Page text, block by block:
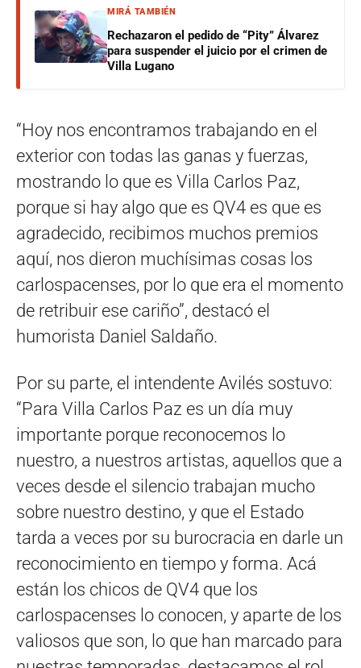
MIRÁ TAMBIÉN
Rechazaron el pedido de “Pity” Álvarez
para suspender el juicio por el crimen de
Villa Lugano
“Hoy nos encontramos trabajando en el
exterior con todas las ganas y fuerzas,
mostrando lo que es Villa Carlos Paz,
porque si hay algo que es QV4 es que es
agradecido, recibimos muchos premios
aquí, nos dieron muchísimas cosas los
carlospacenses, por lo que era el momento
de retribuir ese cariño”, destacó el
humorista Daniel Saldaño.
Por su parte, el intendente Avilés sostuvo:
“Para Villa Carlos Paz es un día muy
importante porque reconocemos lo
nuestro, a nuestros artistas, aquellos que a
veces desde el silencio trabajan mucho
sobre nuestro destino, y que el Estado
tarda a veces por su burocracia en darle un
reconocimiento en tiempo y forma. Acá
están los chicos de QV4 que los
carlospacenses lo conocen, y aparte de los
valiosos que son, lo que han marcado para